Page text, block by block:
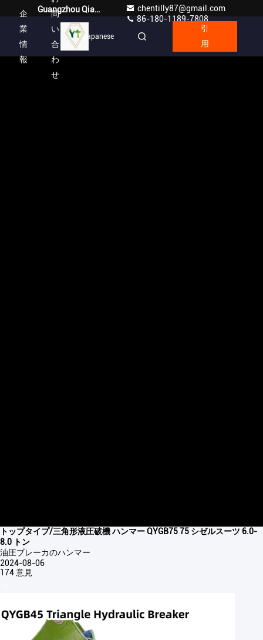
Guangzhou Qianyuan Construction Machinery Co,.LTD
chentilly87@gmail.com
86-180-1189-7808
企
業
情
報
問
い
合
わ
せ
Japanese
引
用
トップタイプ/三角形液圧破機 ハンマー QYGB75 75 シゼルスーツ 6.0-
8.0 トン
油圧ブレーカのハンマー
2024-08-06
174 意見